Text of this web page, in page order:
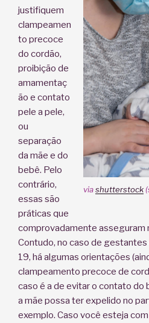
viashutterstock
justifiquem
clampeamen
to precoce
do cordão,
proibição de
amamentaç
ão e contato
pele a pele,
ou
separação
da mãe e do
bebê. Pelo
contrário,
essas são
práticas que
comprovadamente asseguram
Contudo, no caso de
19, há algumas orientações
clampeamento precoce de
caso é a de evitar o contato do
a mãe possa ter expelido no
exemplo. Caso você esteja